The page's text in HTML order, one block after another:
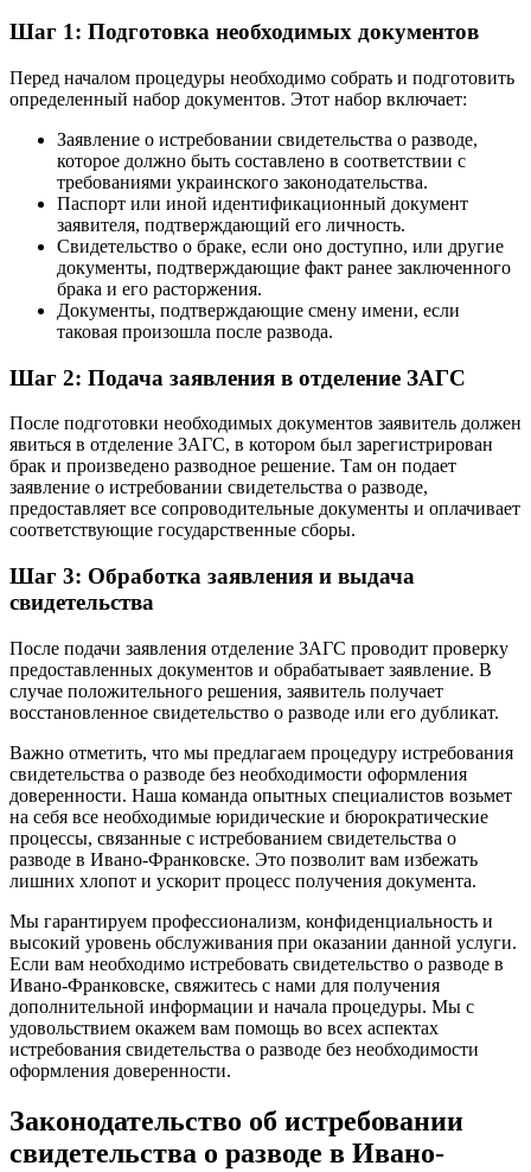
Шаг 1: Подготовка необходимых документов
Перед началом процедуры необходимо собрать и подготовить
определенный набор документов. Этот набор включает:
Заявление о истребовании свидетельства о разводе,
которое должно быть составлено в соответствии с
требованиями украинского законодательства.
Паспорт или иной идентификационный документ
заявителя, подтверждающий его личность.
Свидетельство о браке, если оно доступно, или другие
документы, подтверждающие факт ранее заключенного
брака и его расторжения.
Документы, подтверждающие смену имени, если
таковая произошла после развода.
Шаг 2: Подача заявления в отделение ЗАГС
После подготовки необходимых документов заявитель должен
явиться в отделение ЗАГС, в котором был зарегистрирован
брак и произведено разводное решение. Там он подает
заявление о истребовании свидетельства о разводе,
предоставляет все сопроводительные документы и оплачивает
соответствующие государственные сборы.
Шаг 3: Обработка заявления и выдача
свидетельства
После подачи заявления отделение ЗАГС проводит проверку
предоставленных документов и обрабатывает заявление. В
случае положительного решения, заявитель получает
восстановленное свидетельство о разводе или его дубликат.
Важно отметить, что мы предлагаем процедуру истребования
свидетельства о разводе без необходимости оформления
доверенности. Наша команда опытных специалистов возьмет
на себя все необходимые юридические и бюрократические
процессы, связанные с истребованием свидетельства о
разводе в Ивано-Франковске. Это позволит вам избежать
лишних хлопот и ускорит процесс получения документа.
Мы гарантируем профессионализм, конфиденциальность и
высокий уровень обслуживания при оказании данной услуги.
Если вам необходимо истребовать свидетельство о разводе в
Ивано-Франковске, свяжитесь с нами для получения
дополнительной информации и начала процедуры. Мы с
удовольствием окажем вам помощь во всех аспектах
истребования свидетельства о разводе без необходимости
оформления доверенности.
Законодательство об истребовании
свидетельства о разводе в Ивано-